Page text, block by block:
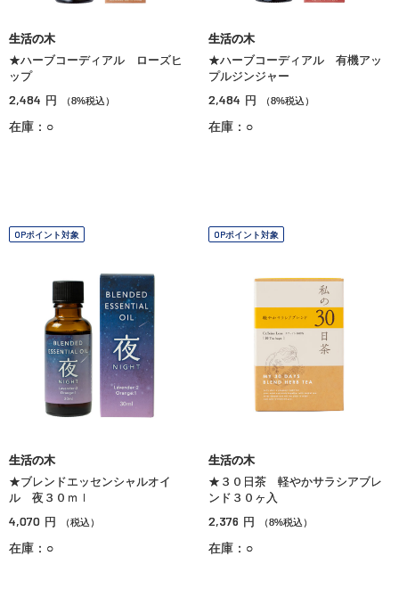
生活の木
★ハーブコーディアル ローズヒ
ップ
2,484 円 （8%税込）
在庫：○
生活の木
★ハーブコーディアル 有機アッ
プルジンジャー
2,484 円 （8%税込）
在庫：○
OPポイント対象
生活の木
★ブレンドエッセンシャルオイ
ル 夜３０ｍｌ
4,070 円 （税込）
在庫：○
OPポイント対象
生活の木
★３０日茶 軽やかサラシアブレ
ンド３０ヶ入
2,376 円 （8%税込）
在庫：○